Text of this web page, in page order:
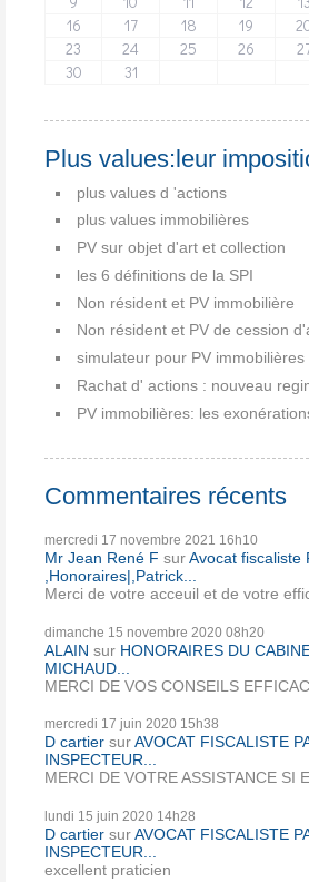
16
17 18 19
23
24 25 26
30
31
Plus values:leur
plus values d 'actions
plus values immobilières
PV sur objet d'art et collection
les 6 définitions de la SPI
Non résident et PV immobilière
Non résident et PV de cession
simulateur pour PV immobilières
Rachat d' actions : nouveau
PV immobilières: les
Commentaires récents
mercredi 17 novembre 2021 16h10
Mr Jean René F surAvocat fiscaliste
,Honoraires|,Patrick...
Merci de votre acceuil et de votre
dimanche 15 novembre 2020 08h20
ALAIN sur HONORAIRES DU
MICHAUD...
MERCI DE VOS CONSEILS
mercredi 17 juin 2020 15h38
D cartier surAVOCAT FISCALISTE
INSPECTEUR...
MERCI DE VOTRE ASSISTANCE SI
lundi 15 juin 2020 14h28
D cartier surAVOCAT FISCALISTE
INSPECTEUR...
excellent praticien